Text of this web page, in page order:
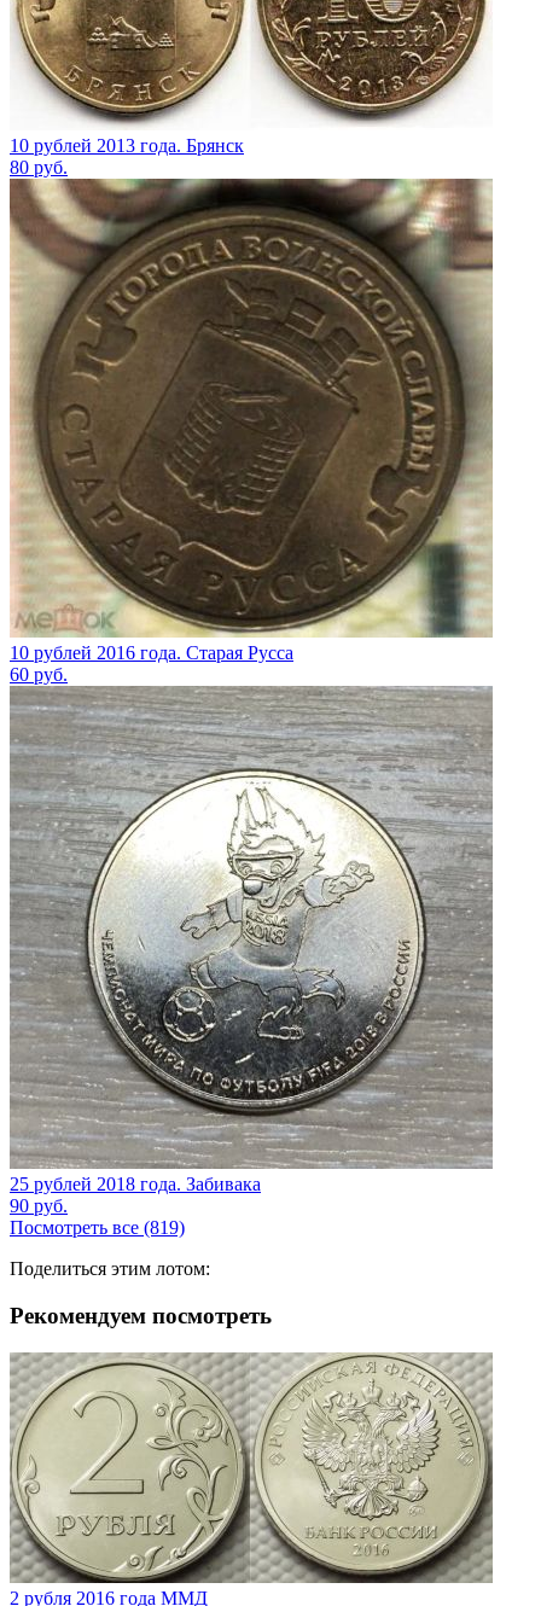
10 рублей 2013 года. Брянск
80 руб.
10 рублей 2016 года. Старая Русса
60 руб.
25 рублей 2018 года. Забивака
90 руб.
Посмотреть все (819)
Поделиться этим лотом:
Рекомендуем посмотреть
2 рубля 2016 года ММД